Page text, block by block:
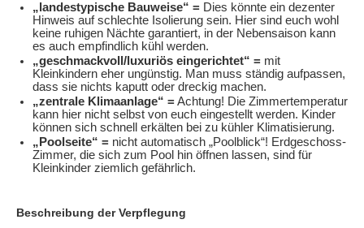
„landestypische Bauweise“ = Dies könnte ein dezenter
Hinweis auf schlechte Isolierung sein. Hier sind euch wohl
keine ruhigen Nächte garantiert, in der Nebensaison kann
es auch empfindlich kühl werden.
„geschmackvoll/luxuriös eingerichtet“ = mit
Kleinkindern eher ungünstig. Man muss ständig aufpassen,
dass sie nichts kaputt oder dreckig machen.
„zentrale Klimaanlage“ =Achtung! Die Zimmertemperatur
kann hier nicht selbst von euch eingestellt werden. Kinder
können sich schnell erkälten bei zu kühler Klimatisierung.
„Poolseite“ = nicht automatisch „Poolblick“! Erdgeschoss-
Zimmer, die sich zum Pool hin öffnen lassen, sind für
Kleinkinder ziemlich gefährlich.
Beschreibung der Verpflegung